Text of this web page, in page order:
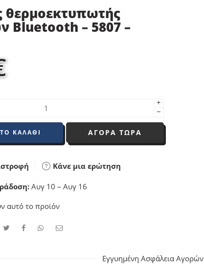
θερμοεκτυπωτής
Bluetooth – 5807 –
+
−
ΚΑΛΆΘΙ ΑΓΟΡΑ ΤΩΡΑ
Κάνε μια ερώτηση
Αυγ 10 – Αυγ 16
αυτό το προϊόν
Εγγυημένη Ασφάλεια Αγορών